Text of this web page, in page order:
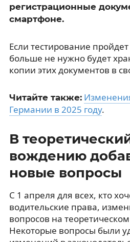
регистрационные
смартфоне.
Если тестирование
больше не нужно будет
копии этих документов в
Читайте также:
Германии в 2025 году.
В
вождению
новые вопросы
С 1 апреля для всех, кто
водительские права,
вопросов на
Некоторые вопросы были